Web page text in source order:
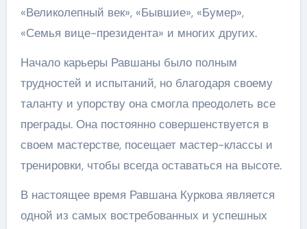
«Великолепный век», «Бывшие», «Бумер»,
«Семья вице-президента» и многих других.
Начало карьеры Равшаны было полным
трудностей и испытаний, но благодаря своему
таланту и упорству она смогла преодолеть все
преграды. Она постоянно совершенствуется в
своем мастерстве, посещает мастер-классы и
тренировки, чтобы всегда оставаться на высоте.
В настоящее время Равшана Куркова является
одной из самых востребованных и успешных